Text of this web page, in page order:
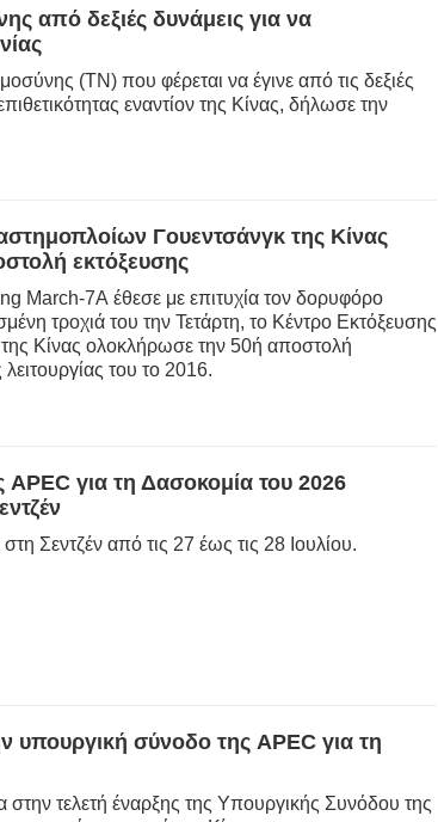
από δεξιές δυνάμεις για να
(ΤΝ) που φέρεται να έγινε από τις δεξιές
εναντίον της Κίνας, δήλωσε την
Γουεντσάνγκ της Κίνας
εκτόξευσης
March-7A έθεσε με επιτυχία τον δορυφόρο
τροχιά του την Τετάρτη, το Κέντρο Εκτόξευσης
Κίνας ολοκλήρωσε την 50ή αποστολή
του το 2016.
για τη Δασοκομία του 2026
Σεντζέν από τις 27 έως τις 28 Ιουλίου.
σύνοδο της APEC για τη
τελετή έναρξης της Υπουργικής Συνόδου της